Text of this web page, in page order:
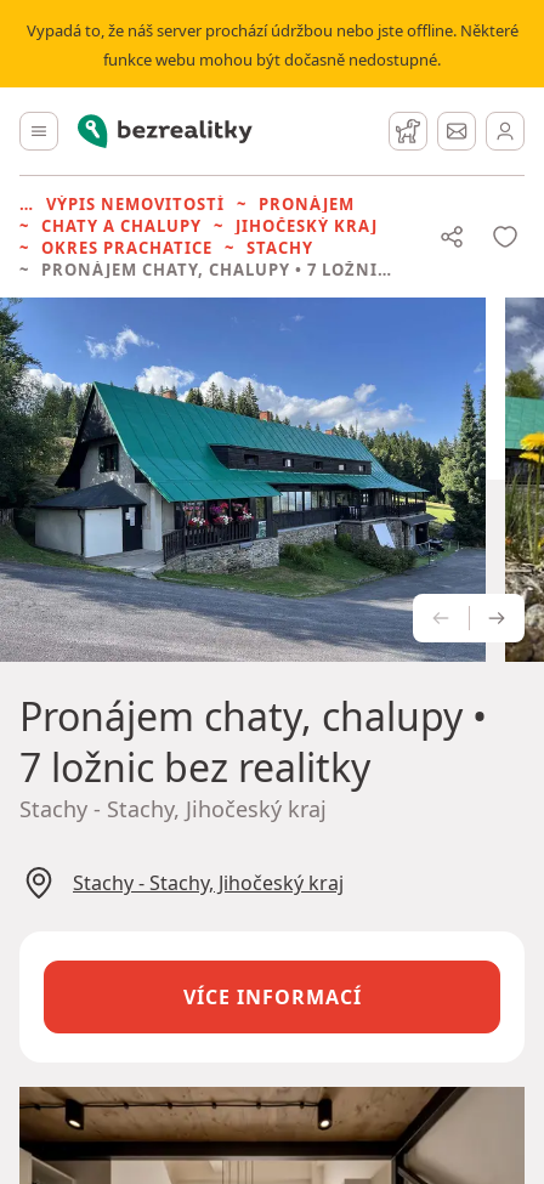
Vypadá to, že náš server prochází údržbou nebo jste offline. Některé
funkce webu mohou být dočasně nedostupné.
Hlavní menu
Bezrealitky Hlídací pes
Zprávy
VÝPIS NEMOVITOSTÍ
PRONÁJEM
CHATY A CHALUPY
JIHOČESKÝ KRAJ
OKRES PRACHATICE
STACHY
PRONÁJEM CHATY, CHALUPY • 7 LOŽNIC BEZ REALITKY
Pronájem chaty, chalupy•
7 ložnic bez realitky
Stachy - Stachy, Jihočeský kraj
Stachy - Stachy, Jihočeský kraj
VÍCE INFORMACÍ